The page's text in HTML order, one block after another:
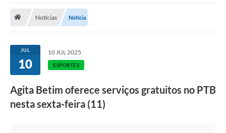
Notícias Notícia
JUL
10
10 JUL 2025
ESPORTES
Agita Betim oferece serviços gratuitos no PTB
nesta sexta-feira (11)